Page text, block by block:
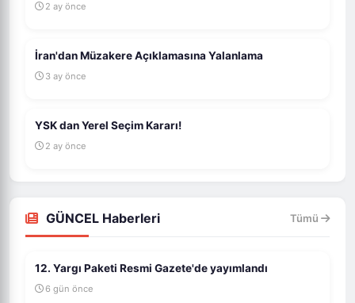
2 ay önce
İran'dan Müzakere Açıklamasına Yalanlama
3 ay önce
YSK dan Yerel Seçim Kararı!
2 ay önce
GÜNCEL Haberleri Tümü
12. Yargı Paketi Resmi Gazete'de yayımlandı
6 gün önce